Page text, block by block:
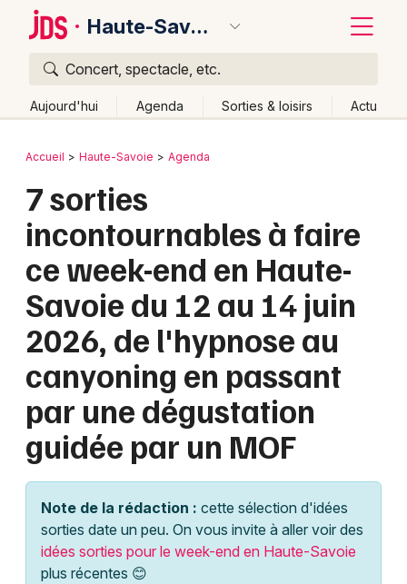
Haute-Savoie
Concert, spectacle, etc.
Aujourd'hui Agenda Sorties & loisirs Actu
Publier un événement
Grands événements
Activité & Expérience
Manifestations
Spectacles
Concerts
Sports
Soirées
Bordeaux
Colmar
Lille
Lyon
Marseille
Mulhouse
Montpellier
Nantes
Paris
Strasbourg
Retour
Accueil Haute-Savoie Agenda
7 sorties
incontournables à faire
ce week-end en Haute-
Savoie du 12 au 14 juin
2026, de l'hypnose au
canyoning en passant
par une dégustation
guidée par un MOF
Note de la rédaction : cette sélection d'idées
sorties date un peu. On vous invite à aller voir des
idées sorties pour le week-end en Haute-Savoie
plus récentes 😊
Quoi ?
Où ?
Près de moi
Changer de lieu
Quand ?
Effacer les dates
Aujourd'hui
Demain Ce week-end Autre